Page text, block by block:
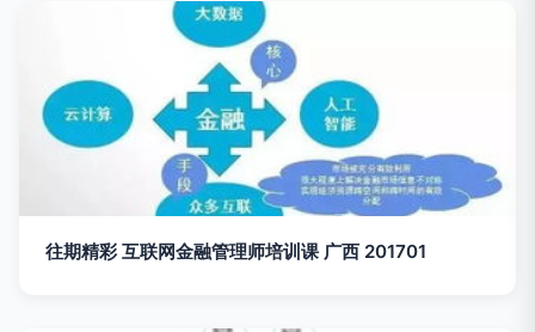
往期精彩 互联网金融管理师培训课 广西 201701